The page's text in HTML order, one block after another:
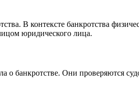
В контексте банкротства
юридического лица.
банкротстве. Они проверяются